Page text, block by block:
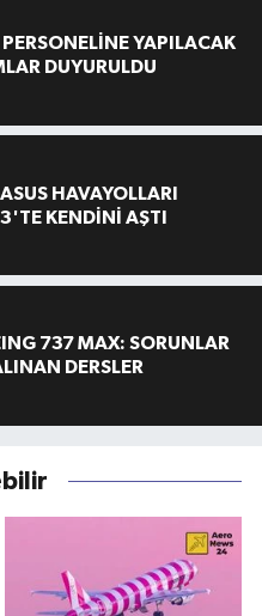
PERSONELİNE YAPILACAK
DUYURULDU
HAVAYOLLARI
KENDİNİ AŞTI
737 MAX: SORUNLAR
DERSLER